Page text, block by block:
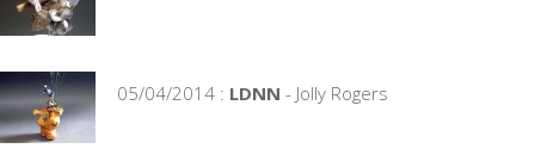
05/04/2014 : LDNN - Jolly Rogers